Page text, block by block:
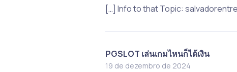
[…] Info to that Topic:
PGSLOT เล่นเกมไหนก็ได้เงิน
19 de dezembro de 2024